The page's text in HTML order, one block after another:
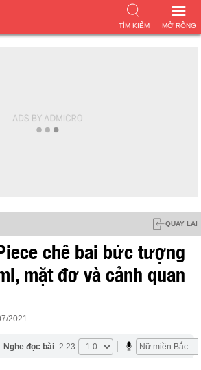
MỞ RỘNG
TÌM KIẾM
QUAY LẠI
chê bai bức tượng
mặt đơ và cảnh quan
2021
Nghe đọc bài 2:23